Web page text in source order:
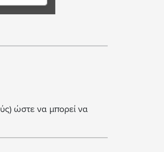
ώστε να μπορεί να